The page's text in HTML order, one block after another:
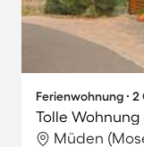
Ferienwohnung ∙ 2
Müden